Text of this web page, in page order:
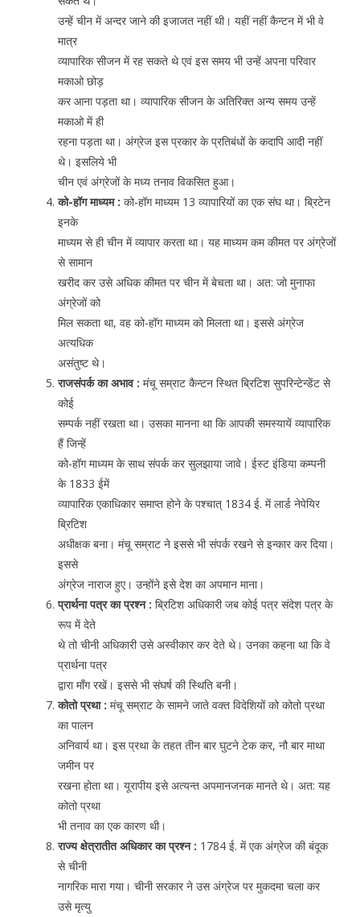
उन्हें चीन में अन्दर जाने की इजाजत नहीं थी। यहीं नहीं कैन्टन में भी वे
मात्र
व्यापारिक सीजन में रह सकते थे एवं इस समय भी उन्हें अपना परिवार
मकाओ छोड़
कर आना पड़ता था। व्यापारिक सीजन के अतिरिक्त अन्य समय उन्हें
मकाओ में ही
रहना पड़ता था। अंग्रेज इस प्रकार के प्रतिबंधों के कदापि आदी नहीं
थे। इसलिये भी
चीन एवं अंग्रेजों के मध्य तनाव विकसित हुआ।
को-हॉग माध्यम : को-हॉग माध्यम 13 व्यापारियों का एक संघ था। ब्रिटेन
इनके
माध्यम से ही चीन में व्यापार करता था। यह माध्यम कम कीमत पर अंग्रेजों
से सामान
खरीद कर उसे अधिक कीमत पर चीन में बेचता था। अत: जो मुनाफा
अंग्रेजों को
मिल सकता था, वह को-हॉग माध्यम को मिलता था। इससे अंग्रेज
अत्यधिक
असंतुष्ट थे।
राजसंपर्क का अभाव : मंचू सम्राट कैन्टन स्थित ब्रिटिश सुपरिन्टेन्डेंट से
कोई
सम्पर्क नहीं रखता था। उसका मानना था कि आपकी समस्यायें व्यापारिक
हैं जिन्हें
को-हॉग माध्यम के साथ संपर्क कर सुलझाया जावे। ईस्ट इंडिया कम्पनी
के 1833 ईमें
व्यापारिक एकाधिकार समाप्त होने के पश्चात् 1834 ई. में लार्ड नेपेयिर
ब्रिटिश
अधीक्षक बना। मंचू सम्राट ने इससे भी संपर्क रखने से इन्कार कर दिया।
इससे
अंग्रेज नाराज हुए। उन्होंने इसे देश का अपमान माना।
प्रार्थना पत्र का प्रश्न : ब्रिटिश अधिकारी जब कोई पत्र संदेश पत्र के
रूप में देते
थे तो चीनी अधिकारी उसे अस्वीकार कर देते थे। उनका कहना था कि वे
प्रार्थना पत्र
द्वारा माँग रखें। इससे भी संघर्ष की स्थिति बनी।
कोतो प्रथा : मंचू सम्राट के सामने जाते वक्त विदेशियों को कोतो प्रथा
का पालन
अनिवार्य था। इस प्रथा के तहत तीन बार घुटने टेक कर, नौ बार माथा
जमीन पर
रखना होता था। यूरापीय इसे अत्यन्त अपमानजनक मानते थे। अत: यह
कोतो प्रथा
भी तनाव का एक कारण थी।
राज्य क्षेत्रातीत अधिकार का प्रश्न : 1784 ई. में एक अंग्रेज की बंदूक
से चीनी
नागरिक मारा गया। चीनी सरकार ने उस अंग्रेज पर मुकदमा चला कर
उसे मृत्यु